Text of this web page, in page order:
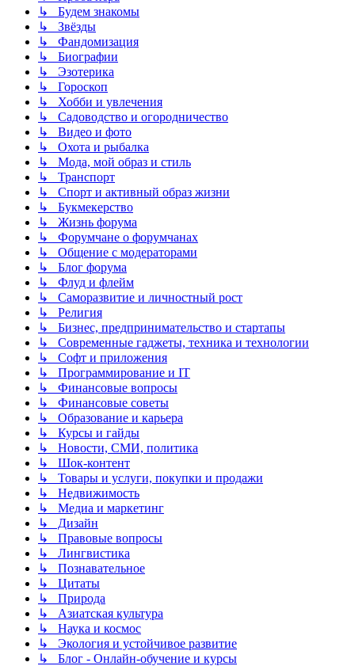
↳ Будем знакомы
↳ Звёзды
↳ Фандомизация
↳ Биографии
↳ Эзотерика
↳ Гороскоп
↳ Хобби и увлечения
↳ Садоводство и огородничество
↳ Видео и фото
↳ Охота и рыбалка
↳ Мода, мой образ и стиль
↳ Транспорт
↳ Спорт и активный образ жизни
↳ Букмекерство
↳ Жизнь форума
↳ Форумчане о форумчанах
↳ Общение с модераторами
↳ Блог форума
↳ Флуд и флейм
↳ Саморазвитие и личностный рост
↳ Религия
↳ Бизнес, предпринимательство и стартапы
↳ Современные гаджеты, техника и технологии
↳ Софт и приложения
↳ Программирование и IT
↳ Финансовые вопросы
↳ Финансовые советы
↳ Образование и карьера
↳ Курсы и гайды
↳ Новости, СМИ, политика
↳ Шок-контент
↳ Товары и услуги, покупки и продажи
↳ Недвижимость
↳ Медиа и маркетинг
↳ Дизайн
↳ Правовые вопросы
↳ Лингвистика
↳ Познавательное
↳ Цитаты
↳ Природа
↳ Азиатская культура
↳ Наука и космос
↳ Экология и устойчивое развитие
↳ Блог - Онлайн-обучение и курсы